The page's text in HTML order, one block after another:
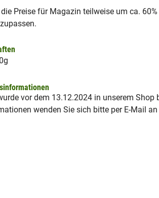
Preise für Magazin teilweise um ca.
vor dem 13.12.2024 in unserem Shop
wenden Sie sich bitte per E-Mail an